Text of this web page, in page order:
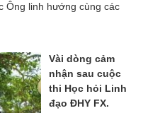
Ông linh hướng cùng các
Vài dòng cảm
nhận sau cuộc
thi Học hỏi Linh
đạo ĐHY FX.